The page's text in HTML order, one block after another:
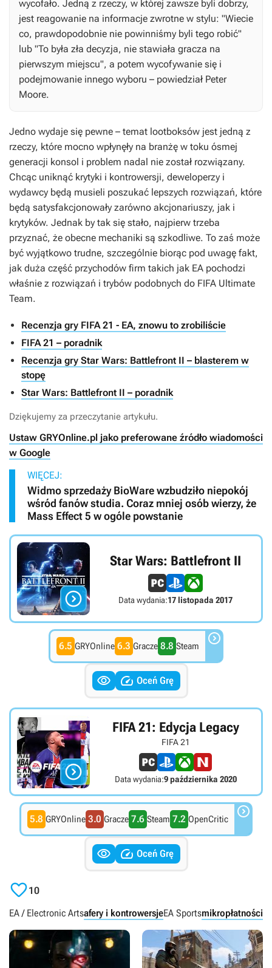
wycofało. Jedną z rzeczy, w której zawsze byli dobrzy,
jest reagowanie na informacje zwrotne w stylu: "Wiecie
co, prawdopodobnie nie powinniśmy byli tego robić"
lub "To była zła decyzja, nie stawiała gracza na
pierwszym miejscu", a potem wycofywanie się i
podejmowanie innego wyboru – powiedział Peter
Moore.
Jedno wydaje się pewne – temat lootboksów jest jedną z
rzeczy, które mocno wpłynęły na branżę w toku ósmej
generacji konsol i problem nadal nie został rozwiązany.
Chcąc uniknąć krytyki i kontrowersji, deweloperzy i
wydawcy będą musieli poszukać lepszych rozwiązań, które
będą satysfakcjonowały zarówno akcjonariuszy, jak i
krytyków. Jednak by tak się stało, najpierw trzeba
przyznać, że obecne mechaniki są szkodliwe. To zaś może
być wyjątkowo trudne, szczególnie biorąc pod uwagę fakt,
jak duża część przychodów firm takich jak EA pochodzi
właśnie z rozwiązań i trybów podobnych do FIFA Ultimate
Team.
Recenzja gry FIFA 21 - EA, znowu to zrobiliście
FIFA 21 – poradnik
Recenzja gry Star Wars: Battlefront II – blasterem w
stopę
Star Wars: Battlefront II – poradnik
Dziękujemy za przeczytanie artykułu.
Ustaw GRYOnline.pl jako preferowane źródło wiadomości
w Google
WIĘCEJ:
Widmo sprzedaży BioWare wzbudziło niepokój
wśród fanów studia. Coraz mniej osób wierzy, że
Mass Effect 5 w ogóle powstanie

Star Wars: Battlefront II
Data wydania:17 listopada 2017
6.5 GRYOnline 6.3 Gracze 8.8 Steam 
  Oceń Grę

FIFA 21: Edycja Legacy
FIFA 21
Data wydania:9 października 2020
5.8 GRYOnline 3.0 Gracze 7.6 Steam 7.2 OpenCritic 
  Oceń Grę
10
EA / Electronic Artsafery i kontrowersjeEA Sportsmikropłatności